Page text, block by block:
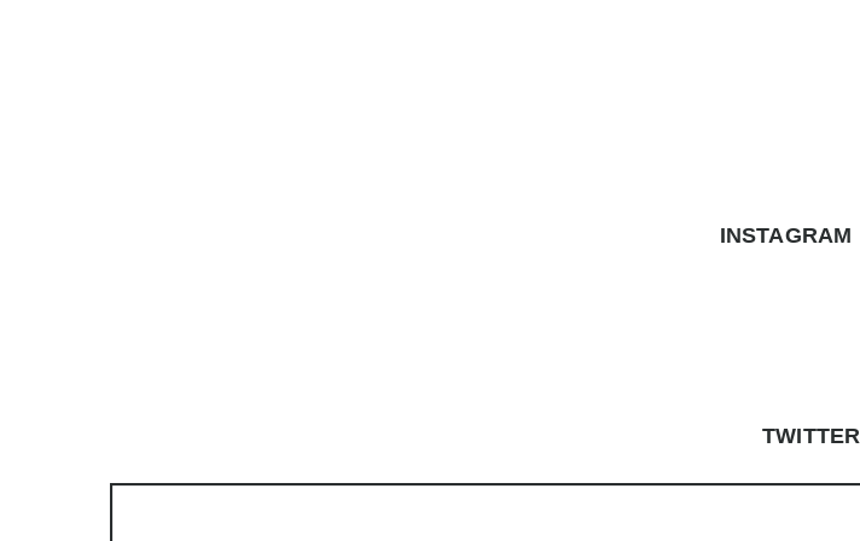
INSTAGRAM
TWITTER